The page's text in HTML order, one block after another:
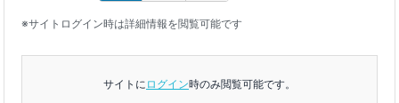
※サイトログイン時は詳細情報を閲覧可能です
サイトに ログイン時のみ閲覧可能です。